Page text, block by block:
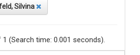
Silvina
(Search time: 0.001 seconds).